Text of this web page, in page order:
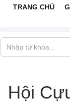
TRANG CHỦ
Hội